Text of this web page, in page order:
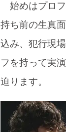
始めはプロフ
持ち前の生真
込み、犯行現
フを持って実
迫ります。